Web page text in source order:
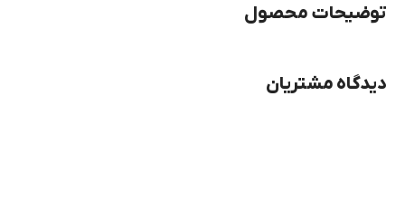
توضیحات محصول
دیدگاه مشتریان